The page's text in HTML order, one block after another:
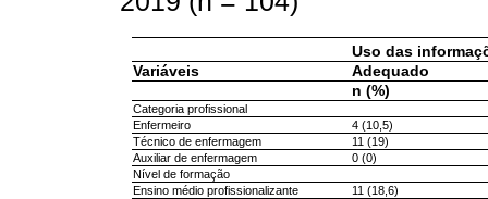
Uso das
Variáveis
Adequado
n (%)
Categoria profissional
Enfermeiro
4 (10,5)
Técnico de enfermagem
11 (19)
Auxiliar de enfermagem
0 (0)
Nível de formação
Ensino médio profissionalizante
11 (18,6)